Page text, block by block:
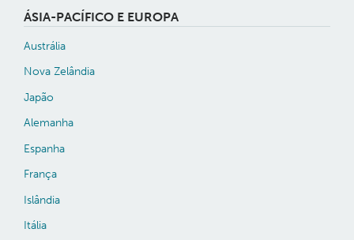
ÁSIA-PACÍFICO E EUROPA
Austrália
Nova Zelândia
Japão
Alemanha
Espanha
França
Islândia
Itália